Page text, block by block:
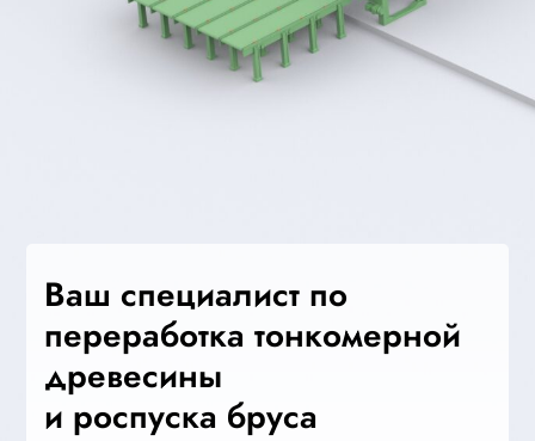
Ваш специалист по
переработка тонкомерной
древесины
и роспуска бруса